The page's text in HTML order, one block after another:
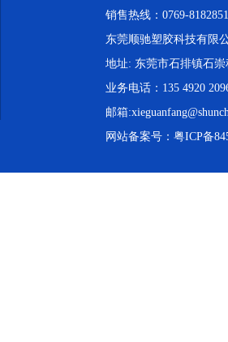
销售热线：0769-
东莞顺驰塑胶科技有限
地址: 东莞市石排镇石崇
业务电话：135 4920
邮箱
网站备案号： 粤ICP备